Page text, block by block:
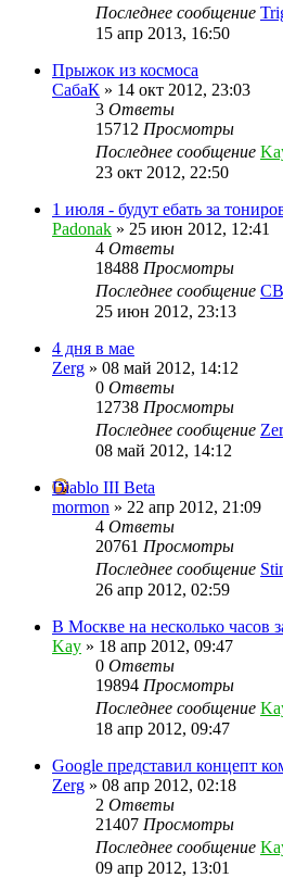
Последнее сообщение
15 апр 2013, 16:50
Прыжок из космоса
СабаК » 14 окт 2012, 23:03
3 Ответы
15712 Просмотры
Последнее сообщение
23 окт 2012, 22:50
1 июля - будут ебать за
Padonak » 25 июн 2012, 12:41
4 Ответы
18488 Просмотры
Последнее сообщение
25 июн 2012, 23:13
4 дня в мае
Zerg » 08 май 2012, 14:12
0 Ответы
12738 Просмотры
Последнее сообщение
08 май 2012, 14:12
Diablo III Beta
mormon » 22 апр 2012, 21:09
4 Ответы
20761 Просмотры
Последнее сообщение
26 апр 2012, 02:59
В Москве на несколько часов
Kay » 18 апр 2012, 09:47
0 Ответы
19894 Просмотры
Последнее сообщение
18 апр 2012, 09:47
Google представил концепт
Zerg » 08 апр 2012, 02:18
2 Ответы
21407 Просмотры
Последнее сообщение
09 апр 2012, 13:01